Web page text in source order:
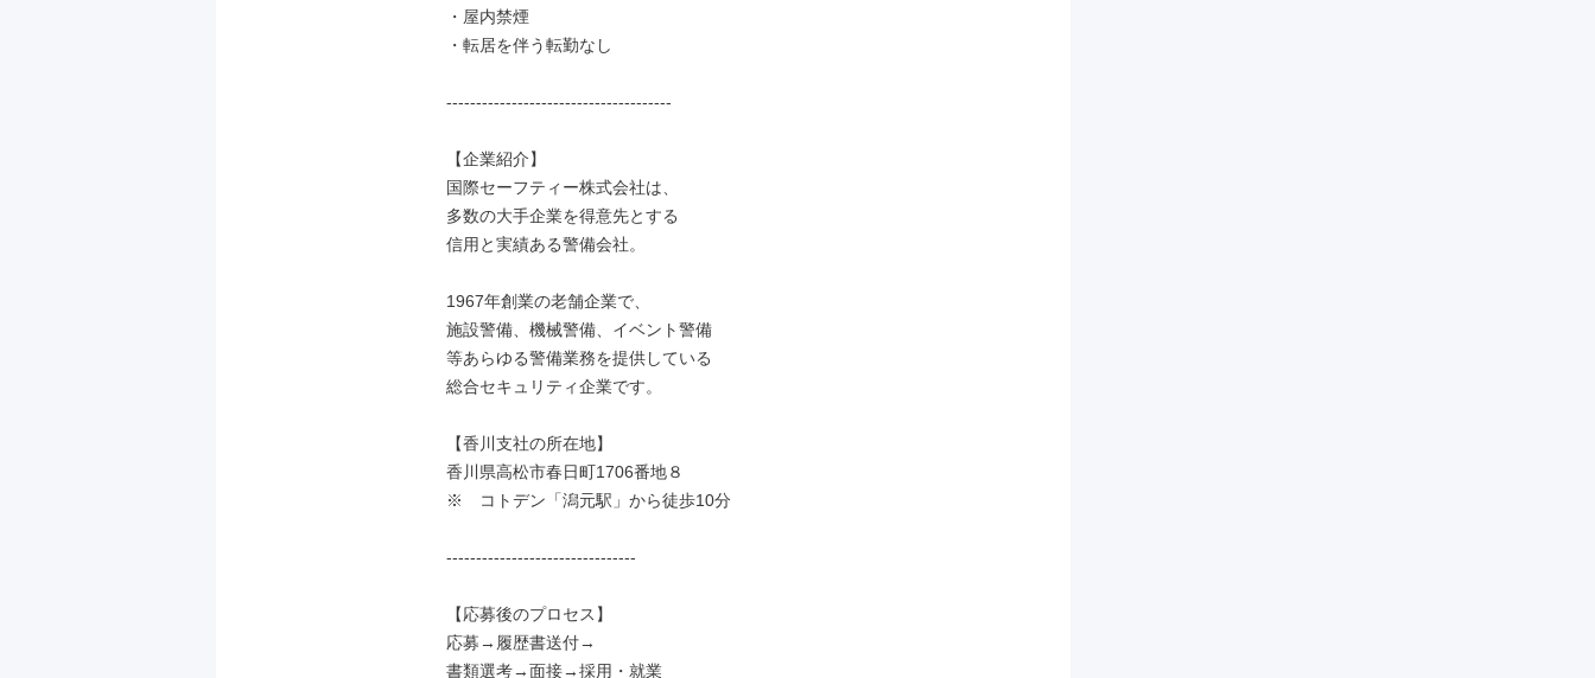
・屋内禁煙
・転居を伴う転勤なし
--------------------------------------
【企業紹介】
国際セーフティー株式会社は、
多数の大手企業を得意先とする
信用と実績ある警備会社。
1967年創業の老舗企業で、
施設警備、機械警備、イベント警備
等あらゆる警備業務を提供している
総合セキュリティ企業です。
【香川支社の所在地】
香川県高松市春日町1706番地８
※　コトデン「潟元駅」から徒歩10分
--------------------------------
【応募後のプロセス】
応募→履歴書送付→
書類選考→面接→採用・就業